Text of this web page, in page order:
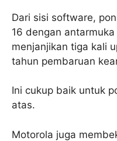
Dari sisi software,
16 dengan
menjanjikan tiga kali
tahun pembaruan
Ini cukup baik untuk
atas.
Motorola juga